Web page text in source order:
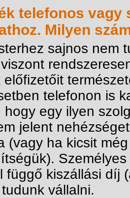
telefonos vagy
Milyen
sajnos nem
előfizetőit
telefonon is
hogy egy ilyen
jelent
(vagy ha kicsit
függő kiszállási díj
vállalni.